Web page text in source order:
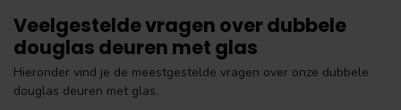
Veelgestelde vragen over dubbele
douglas deuren met glas
Hieronder vind je de meestgestelde vragen over onze dubbele
douglas deuren met glas.